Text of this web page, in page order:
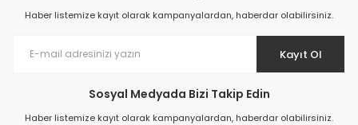
Haber listemize kayıt olarak kampanyalardan, haberdar olabilirsiniz.
Kayıt Ol
Sosyal Medyada Bizi Takip Edin
Haber listemize kayıt olarak kampanyalardan, haberdar olabilirsiniz.